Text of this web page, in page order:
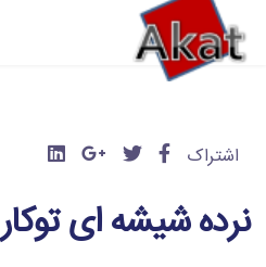
اشتراک
نرده شیشه ای توکار